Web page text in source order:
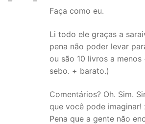
Faça como eu.
Li todo ele graças a
pena não poder levar
ou são 10 livros a
sebo. + barato.)
Comentários? Oh. Sim.
que você pode imaginar!
Pena que a gente não